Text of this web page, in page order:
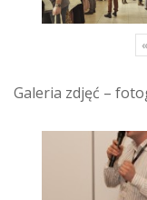
«
Galeria zdjęć –